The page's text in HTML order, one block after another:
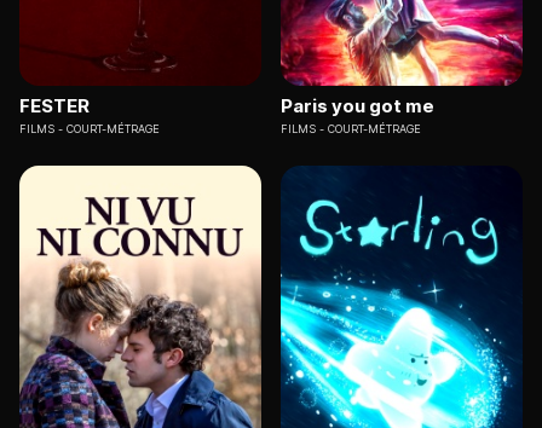
FESTER
FILMS COURT-MÉTRAGE
Paris you got me
FILMS COURT-MÉTRAGE